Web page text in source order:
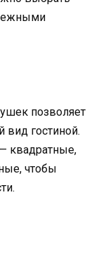
позволяет
вид гостиной.
квадратные,
чтобы